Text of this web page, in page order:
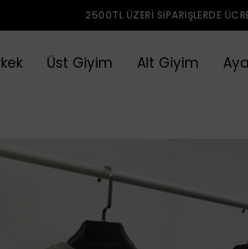
2500TL ÜZERI SIPARIŞLERDE
Üst Giyim Alt Giyim